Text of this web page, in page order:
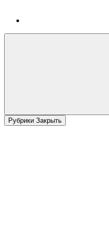
Рубрики Закрыть